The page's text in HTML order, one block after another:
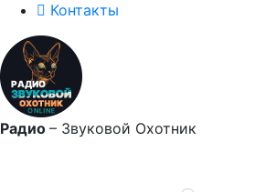
Контакты
Радио – Звуковой Охотник